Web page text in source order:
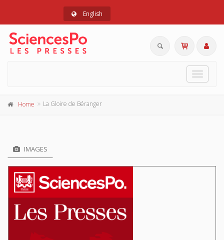
English
Toggle
Home La Gloire de Béranger
IMAGES